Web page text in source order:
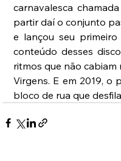
carnavalesca
partir daí o conjunto
e lançou seu
conteúdo desses
ritmos que não cabiam
Virgens. E em 2019, o
bloco de rua que